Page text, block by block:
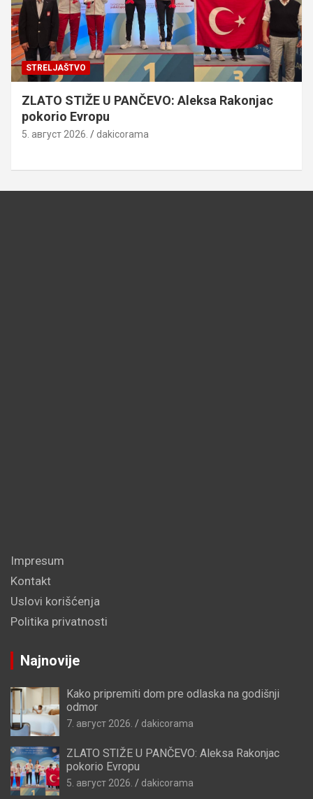
STRELJAŠTVO
ZLATO STIŽE U PANČEVO: Aleksa Rakonjac
pokorio Evropu
5. август 2026. dakicorama
Impresum
Kontakt
Uslovi korišćenja
Politika privatnosti
Najnovije
Kako pripremiti dom pre odlaska na godišnji
odmor
7. август 2026. dakicorama
ZLATO STIŽE U PANČEVO: Aleksa Rakonjac
pokorio Evropu
5. август 2026. dakicorama